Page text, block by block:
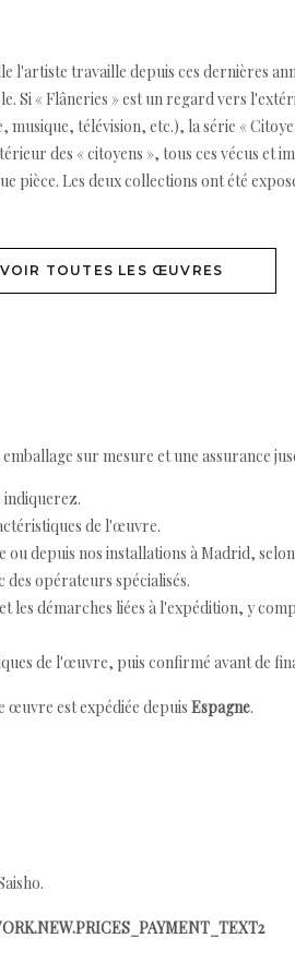
l'artiste travaille depuis ces dernières
Si « Flâneries » est un regard vers
télévision, etc.), la série «
des « citoyens », tous ces vécus et
pièce. Les deux collections ont été
VOIR TOUTES LES ŒUVRES
sur mesure et une assurance
de l'œuvre.
ou depuis nos installations à Madrid,
des opérateurs spécialisés.
démarches liées à l'expédition, y
de l'œuvre, puis confirmé avant de
œuvre est expédiée depuis Espagne.